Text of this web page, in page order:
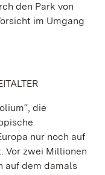
den Park von
im Umgang
die
nur noch auf
Vor zwei Millionen
auf dem damals